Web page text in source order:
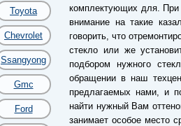
Toyota
Chevrolet
Ssangyong
Gmc
Ford
комплектующих для. При
внимание на такие
говорить, что
стекло или же
подбором нужного
обращении в наш
предлагаемых нами, и
найти нужный Вам
занимает особое место